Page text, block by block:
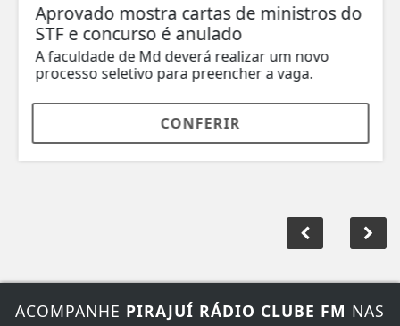
Aprovado mostra cartas de ministros do
STF e concurso é anulado
A faculdade de Md deverá realizar um novo
processo seletivo para preencher a vaga.
CONFERIR
ACOMPANHEPIRAJUÍ RÁDIO CLUBE FMNAS
REDES SOCIAIS